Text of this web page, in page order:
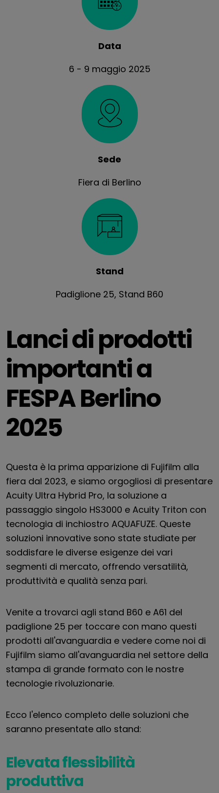
Data
6 - 9 maggio 2025
Sede
Fiera di Berlino
Stand
Padiglione 25, Stand B60
Lanci di prodotti
importanti a
FESPA Berlino
2025
Questa è la prima apparizione di Fujifilm alla
fiera dal 2023, e siamo orgogliosi di presentare
Acuity Ultra Hybrid Pro, la soluzione a
passaggio singolo HS3000 e Acuity Triton con
tecnologia di inchiostro AQUAFUZE. Queste
soluzioni innovative sono state studiate per
soddisfare le diverse esigenze dei vari
segmenti di mercato, offrendo versatilità,
produttività e qualità senza pari.
Venite a trovarci agli stand B60 e A61 del
padiglione 25 per toccare con mano questi
prodotti all'avanguardia e vedere come noi di
Fujifilm siamo all'avanguardia nel settore della
stampa di grande formato con le nostre
tecnologie rivoluzionarie.
Ecco l'elenco completo delle soluzioni che
saranno presentate allo stand:
Elevata flessibilità
produttiva